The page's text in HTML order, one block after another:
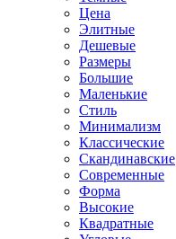
Цена
Элитные
Дешевые
Размеры
Большие
Маленькие
Стиль
Минимализм
Классические
Скандинавские
Современные
Форма
Высокие
Квадратные